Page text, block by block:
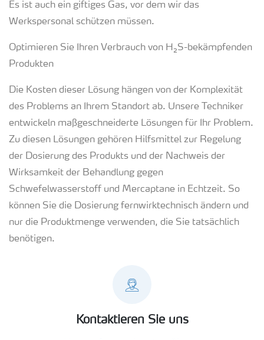
Es ist auch ein giftiges Gas, vor dem wir das
Werkspersonal schützen müssen.
Optimieren Sie Ihren Verbrauch von H₂S-bekämpfenden
Produkten
Die Kosten dieser Lösung hängen von der Komplexität
des Problems an Ihrem Standort ab. Unsere Techniker
entwickeln maßgeschneiderte Lösungen für Ihr Problem.
Zu diesen Lösungen gehören Hilfsmittel zur Regelung
der Dosierung des Produkts und der Nachweis der
Wirksamkeit der Behandlung gegen
Schwefelwasserstoff und Mercaptane in Echtzeit. So
können Sie die Dosierung fernwirktechnisch ändern und
nur die Produktmenge verwenden, die Sie tatsächlich
benötigen.
Kontaktieren Sie uns